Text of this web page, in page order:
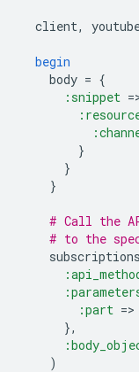
client,
begin
body = {
:snippet =
}
}
}
# Call the
# to the
:part =>
},
)